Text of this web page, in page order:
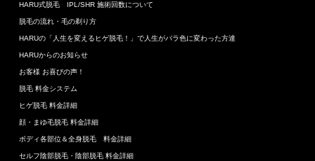
HARU式脱毛 IPL/SHR 施術回数について
脱毛の流れ・毛の剃り方
HARUの「人生を変えるヒゲ脱毛！」で人生がバラ色に変わった方達
HARUからのお知らせ
お客様 お喜びの声！
脱毛 料金システム
ヒゲ脱毛 料金詳細
顔・まゆ毛脱毛 料金詳細
ボディ各部位＆全身脱毛 料金詳細
セルフ陰部脱毛・陰部脱毛 料金詳細